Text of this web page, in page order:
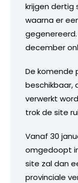
krijgen dertig
waarna er
gegenereerd.
december
De komende
beschikbaar,
verwerkt
trok de site
Vanaf 30
omgedoopt
site zal dan
provinciale